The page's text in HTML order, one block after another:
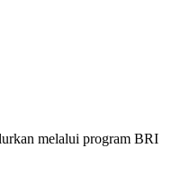
melalui program BRI